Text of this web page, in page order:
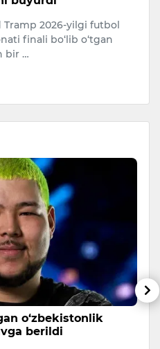
2026-yilgi futbol
finali bo‘lib o‘tgan
bir …
o‘zbekistonlik
berildi